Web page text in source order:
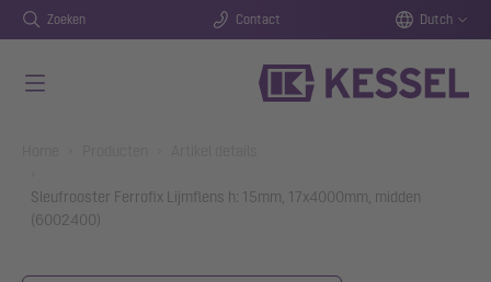
Zoeken Contact Dutch
Sleufrooster Ferrofix Lijmflens h: 15mm, 17x4000mm, midden
(6002400)